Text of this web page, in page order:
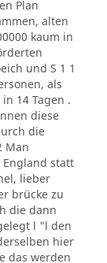
Plan
alten
kaum in
und S 1 1
als
14 Tagen .
diese
die
Man
statt
lieber
brücke zu
die dann
l "l den
hier
das werden